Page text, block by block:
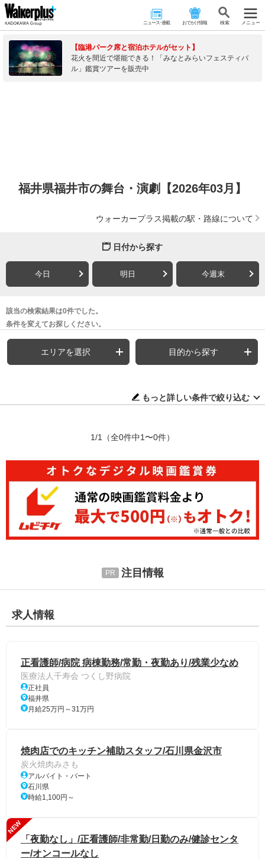
ニュース･連載 おでかけ情報 検 索 メニュー
【臨港パーク席と宿泊ホテルがセット】
花火を間近で堪能できる！「みなとみらいフェスティバ
ル」鑑賞ツアーを販売中
福井県福井市の舞台・演劇【2026年03月】
ウォーカープラス掲載の駅・路線について
日付から探す
今日 明日 今週末
該当の検索結果は0件でした。
条件を変えてお探しください。
エリアを選択 目的から探す
もっと詳しい条件で絞り込む
1/1 （全0件中1〜0件）
注目情報
求人情報
正看護師/病院 病棟勤務/常勤・夜勤あり/残業少なめ
医療法人千寿会 つくし野病院
正社員
福井県
月給25万円～31万円
焼肉店でのキッチン補助スタッフ/石川県金沢市
炭火焼肉みさも
アルバイト・パート
石川県
時給1,100円～
NEW
「夜勤なし」/正看護師/非常勤/日勤のみ/健診センタ
ー/オンコールなし